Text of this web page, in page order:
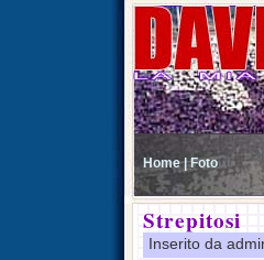
Home | Foto
Strepitosi
Inserito da